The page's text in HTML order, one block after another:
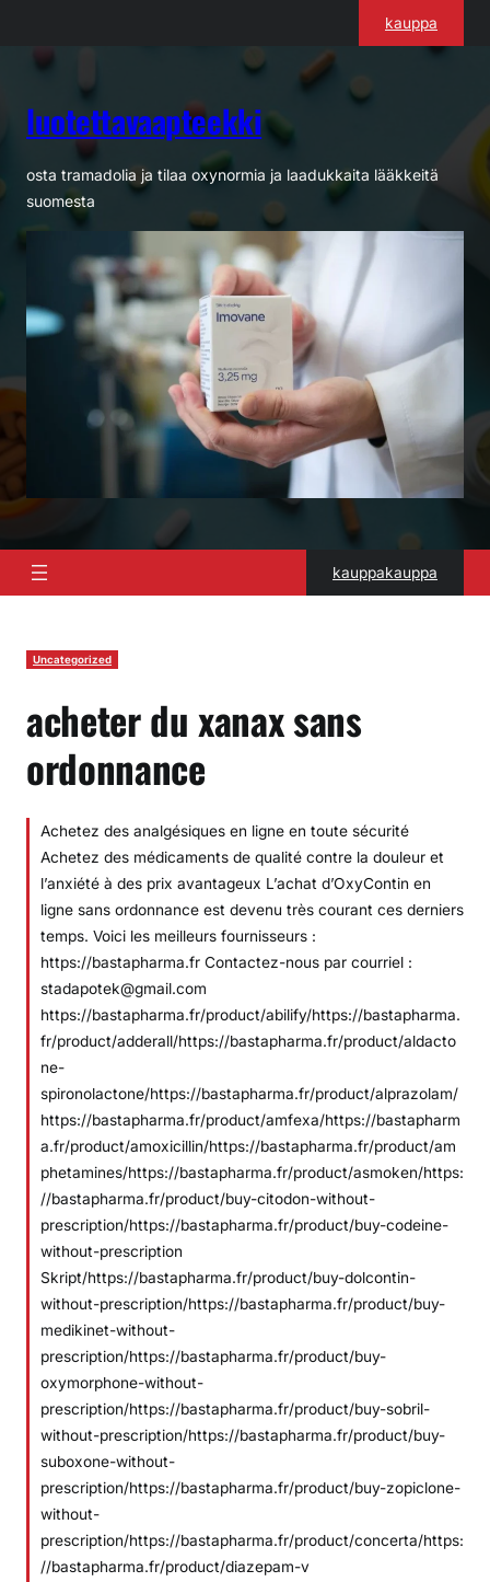
kauppa
luotettavaapteekki
osta tramadolia ja tilaa oxynormia ja laadukkaita lääkkeitä
suomesta
kauppakauppa
Uncategorized
acheter du xanax sans
ordonnance
Achetez des analgésiques en ligne en toute sécurité
Achetez des médicaments de qualité contre la douleur et
l’anxiété à des prix avantageux L’achat d’OxyContin en
ligne sans ordonnance est devenu très courant ces derniers
temps. Voici les meilleurs fournisseurs :
https://bastapharma.fr Contactez-nous par courriel :
stadapotek@gmail.com
https://bastapharma.fr/product/abilify/https://bastapharma.
fr/product/adderall/https://bastapharma.fr/product/aldacto
ne-
spironolactone/https://bastapharma.fr/product/alprazolam/
https://bastapharma.fr/product/amfexa/https://bastapharm
a.fr/product/amoxicillin/https://bastapharma.fr/product/am
phetamines/https://bastapharma.fr/product/asmoken/https:
//bastapharma.fr/product/buy-citodon-without-
prescription/https://bastapharma.fr/product/buy-codeine-
without-prescription
Skript/https://bastapharma.fr/product/buy-dolcontin-
without-prescription/https://bastapharma.fr/product/buy-
medikinet-without-
prescription/https://bastapharma.fr/product/buy-
oxymorphone-without-
prescription/https://bastapharma.fr/product/buy-sobril-
without-prescription/https://bastapharma.fr/product/buy-
suboxone-without-
prescription/https://bastapharma.fr/product/buy-zopiclone-
without-
prescription/https://bastapharma.fr/product/concerta/https:
//bastapharma.fr/product/diazepam-v